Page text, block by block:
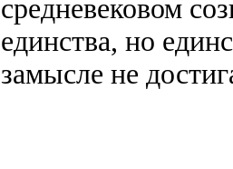
средневековом
единства, но
замысле не